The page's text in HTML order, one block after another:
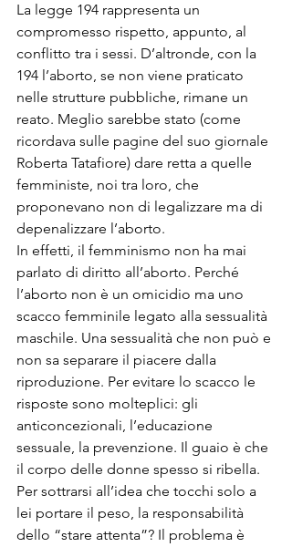
La legge 194 rappresenta un
compromesso rispetto, appunto, al
conflitto tra i sessi. D’altronde, con la
194 l’aborto, se non viene praticato
nelle strutture pubbliche, rimane un
reato. Meglio sarebbe stato (come
ricordava sulle pagine del suo giornale
Roberta Tatafiore) dare retta a quelle
femministe, noi tra loro, che
proponevano non di legalizzare ma di
depenalizzare l’aborto.
In effetti, il femminismo non ha mai
parlato di diritto all’aborto. Perché
l’aborto non è un omicidio ma uno
scacco femminile legato alla sessualità
maschile. Una sessualità che non può e
non sa separare il piacere dalla
riproduzione. Per evitare lo scacco le
risposte sono molteplici: gli
anticoncezionali, l’educazione
sessuale, la prevenzione. Il guaio è che
il corpo delle donne spesso si ribella.
Per sottrarsi all’idea che tocchi solo a
lei portare il peso, la responsabilità
dello “stare attenta”? Il problema è